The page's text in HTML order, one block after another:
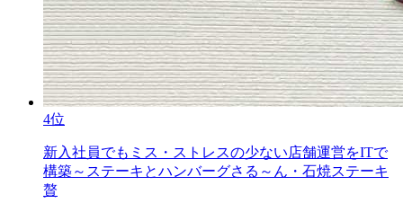
4位
新入社員でもミス・ストレスの少ない店舗運営をITで
構築～ステーキとハンバーグさる～ん・石焼ステーキ
贅